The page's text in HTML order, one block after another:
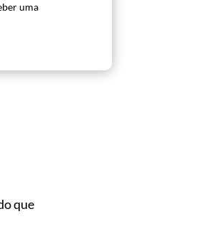
uma
que